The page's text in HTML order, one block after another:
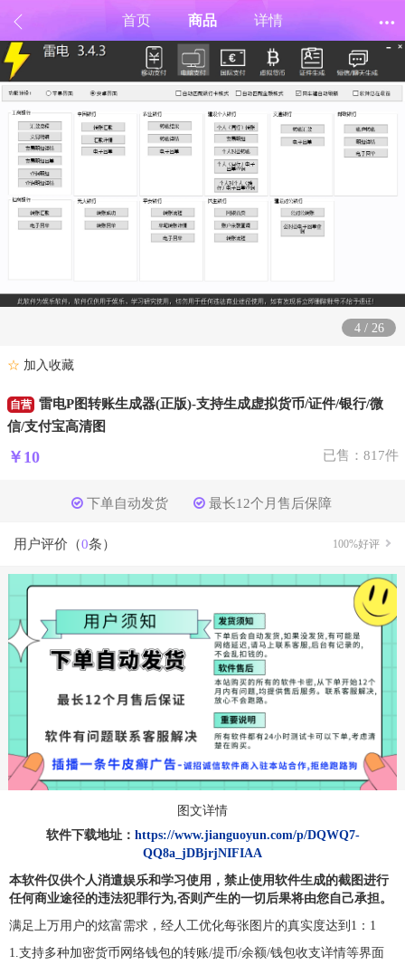
首页 商品 详情
4/ 26
☆ 加入收藏
自营
雷电P图转账生成器(正版)-支持生成虚拟货币/证件/银行/微
信/支付宝高清图
￥10 已售：817件
下单自动发货 最长12个月售后保障
用户评价（0条） 100%好评
图文详情
软件下载地址： https://www.jianguoyun.com/p/DQWQ7-
QQ8a_jDBjrjNIFIAA
本软件仅供个人消遣娱乐和学习使用，禁止使用软件生成的截图进行
任何商业途径的违法犯罪行为,否则产生的一切后果将由您自己承担。
满足上万用户的炫富需求，经人工优化每张图片的真实度达到1：1
1.支持多种加密货币网络钱包的转账/提币/余额/钱包收支详情等界面